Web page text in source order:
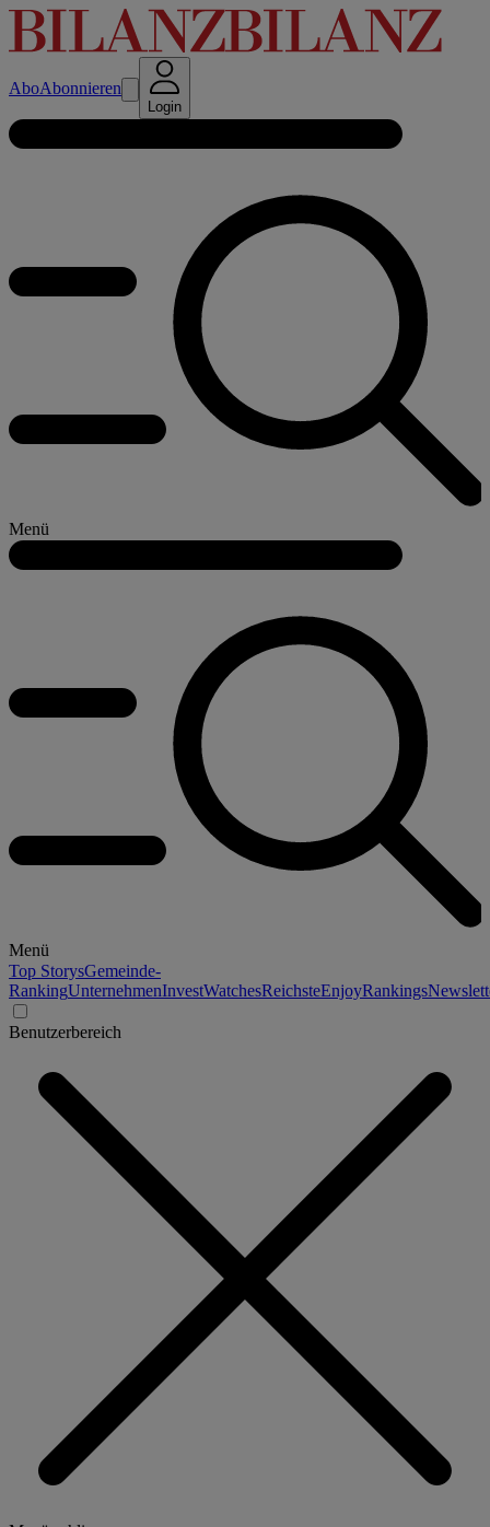
AboAbonnieren
Login
Menü
Menü
Top StorysGemeinde-
RankingUnternehmenInvestWatchesReichsteEnjoyRankings
Benutzerbereich